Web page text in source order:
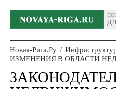
Новая-Рига.Ру /
ИЗМЕНЕНИЯ В ОБЛАСТИ